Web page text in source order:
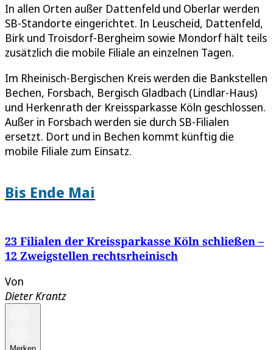
In allen Orten außer Dattenfeld und Oberlar werden
SB-Standorte eingerichtet. In Leuscheid, Dattenfeld,
Birk und Troisdorf-Bergheim sowie Mondorf hält teils
zusätzlich die mobile Filiale an einzelnen Tagen.
Im Rheinisch-Bergischen Kreis werden die Bankstellen
Bechen, Forsbach, Bergisch Gladbach (Lindlar-Haus)
und Herkenrath der Kreissparkasse Köln geschlossen.
Außer in Forsbach werden sie durch SB-Filialen
ersetzt. Dort und in Bechen kommt künftig die
mobile Filiale zum Einsatz.
Bis Ende Mai
23 Filialen der Kreissparkasse Köln schließen –
12 Zweigstellen rechtsrheinisch
Von
Dieter Krantz